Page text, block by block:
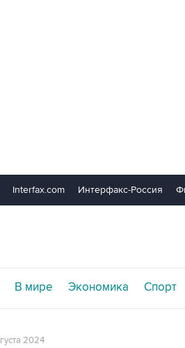
Interfax.com Интерфакс-Россия
В мире Экономика Спорт
2024